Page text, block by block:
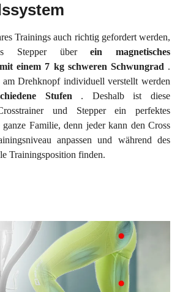
Trainings auch richtig gefordert werden,
Stepper überein magnetisches
einem 7 kg schweren Schwungrad .
Drehknopf individuell verstellt werden
Stufen . Deshalb ist diese
und Stepper ein perfektes
Familie, denn jeder kann den Cross
anpassen und während des
Trainingsposition finden.